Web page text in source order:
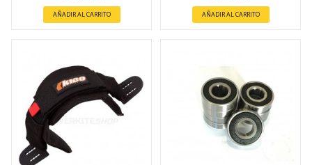
AÑADIR AL CARRITO AÑADIR AL CARRITO